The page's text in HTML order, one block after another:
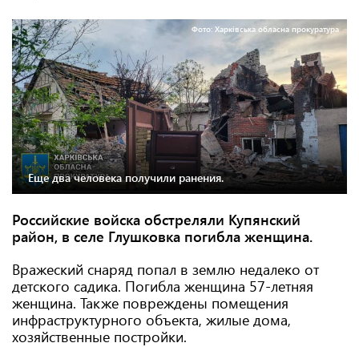
Фото: Харківська обласна прокуратура
Еще два человека получили ранения.
Российские войска обстреляли Купянский
район, в селе Глушковка погибла женщина.
Вражеский снаряд попал в землю недалеко от
детского садика. Погибла женщина 57-летняя
женщина. Также повреждены помещения
инфраструктурного объекта, жилые дома,
хозяйственные постройки.